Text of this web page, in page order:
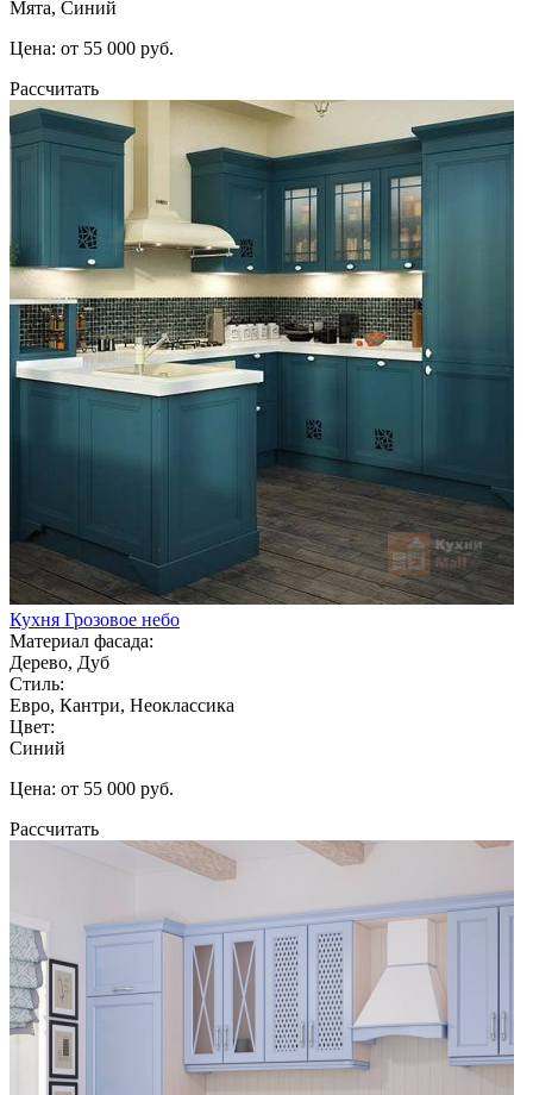
Мята, Синий
Цена: от 55 000 руб.
Рассчитать
Кухня Грозовое небо
Материал фасада:
Дерево, Дуб
Стиль:
Евро, Кантри, Неоклассика
Цвет:
Синий
Цена: от 55 000 руб.
Рассчитать